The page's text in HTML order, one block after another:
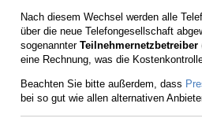
Nach diesem Wechsel werden alle
über die neue Telefongesellschaft
sogenannter Teilnehmernetzbetreiber
eine Rechnung, was die
Beachten Sie bitte außerdem, dass
bei so gut wie allen alternativen